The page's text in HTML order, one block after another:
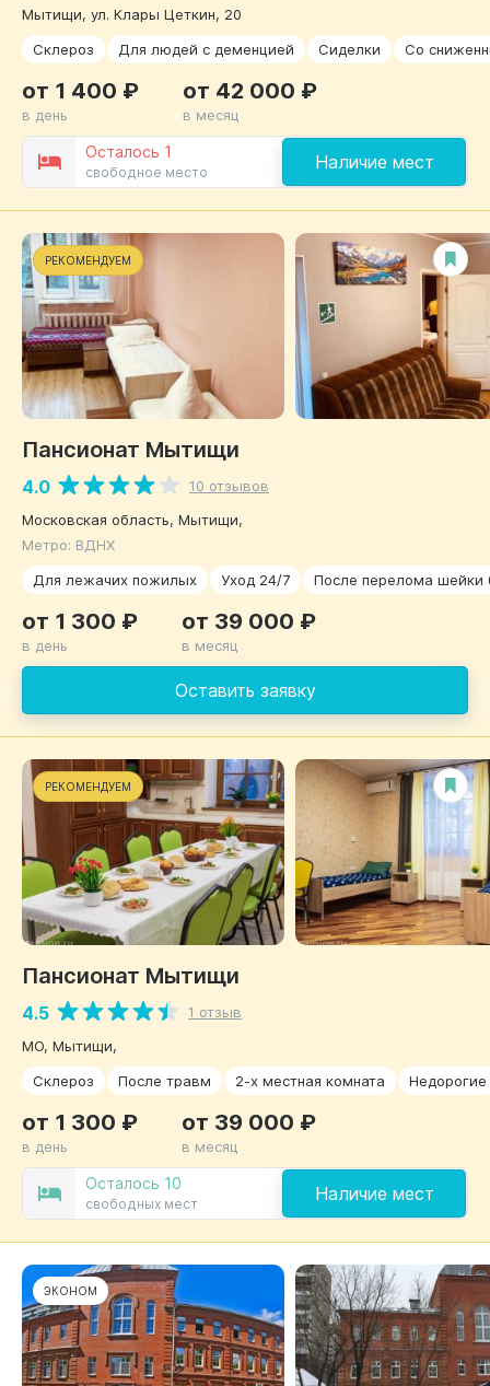
Мытищи, ул. Клары Цеткин, 20
Склероз
Для людей с деменцией Сиделки Со
Осталось 1
свободное место Наличие мест
от 1 400 ₽
в день
от 42 000 ₽
в месяц
РЕКОМЕНДУЕМ
Пансионат Мытищи
4.0
10 отзывов
Московская область, Мытищи,
Метро: ВДНХ
Для лежачих пожилых
Уход 24/7 После перелома шейки
Оставить заявку
от 1 300 ₽
в день
от 39 000 ₽
в месяц
РЕКОМЕНДУЕМ
Пансионат Мытищи
4.5
1 отзыв
МО, Мытищи,
Склероз
После травм 2-х местная комната Недорогие
Осталось 10
свободных мест Наличие мест
от 1 300 ₽
в день
от 39 000 ₽
в месяц
ЭКОНОМ